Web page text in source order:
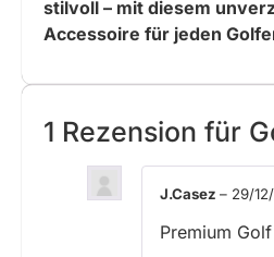
stilvoll – mit diesem
Accessoire für jeden
1 Rezension für
J.Casez – 29/
Premium